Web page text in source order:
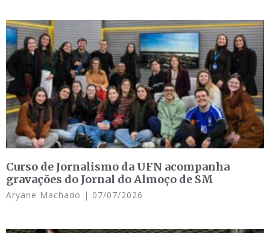
Curso de Jornalismo da UFN acompanha
gravações do Jornal do Almoço de SM
Aryane Machado 07/07/2026